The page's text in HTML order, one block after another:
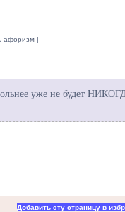
афоризм |
уже не будет
Добавить эту страницу в